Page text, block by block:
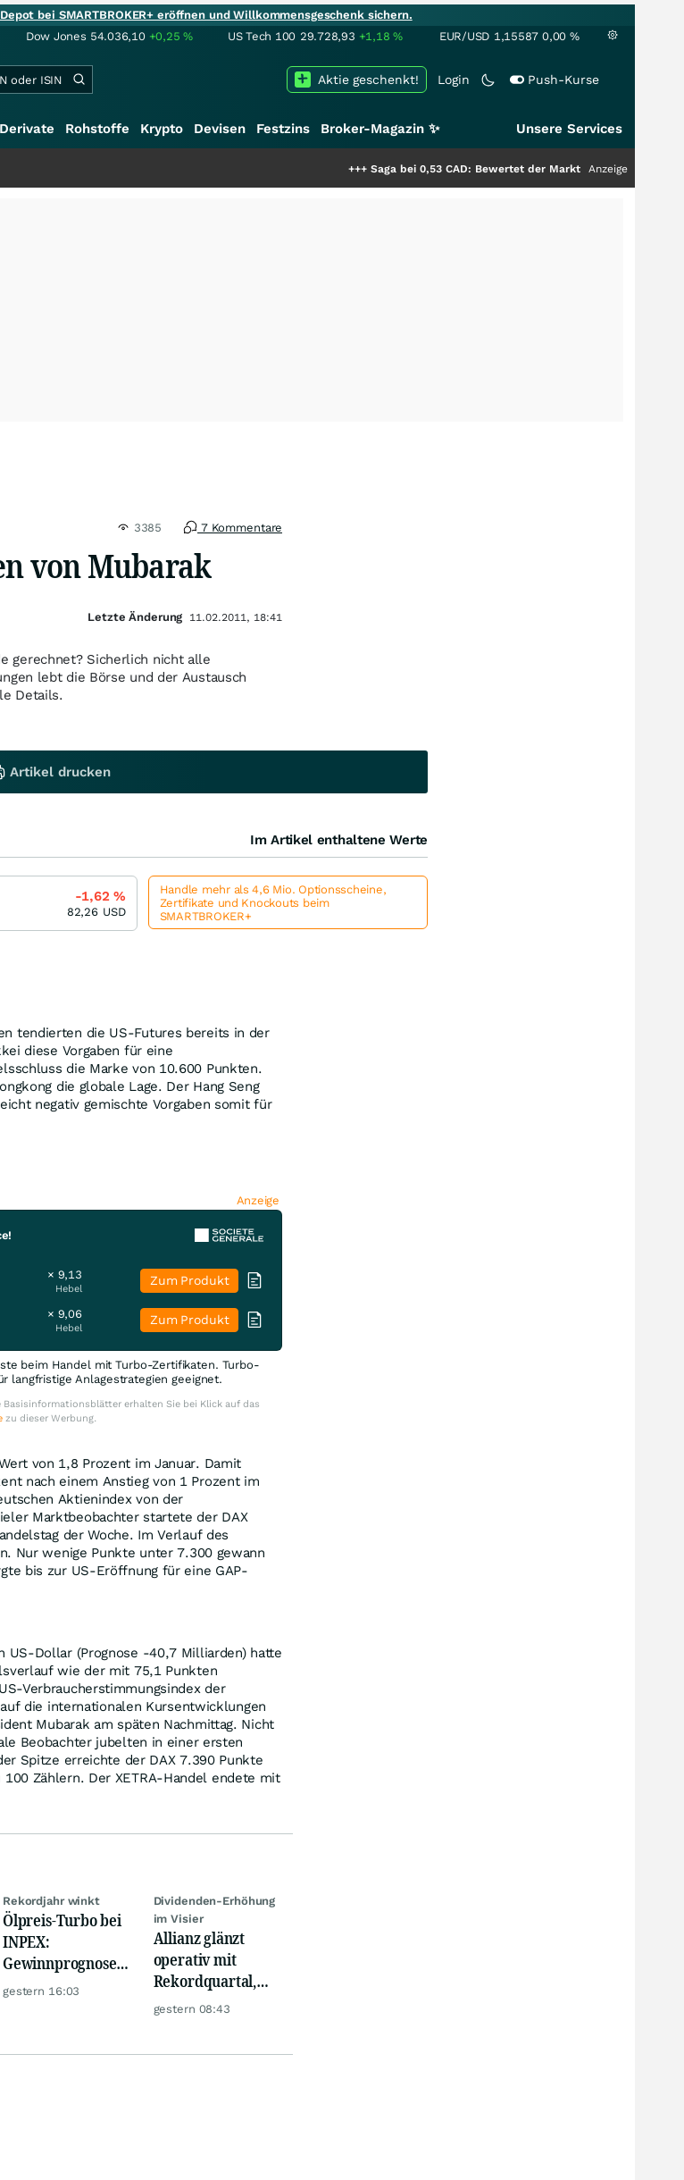
bei SMARTBROKER+ eröffnen und Willkommensgeschenk sichern.
Dow Jones 54.036,10 +0,25% US Tech 100 29.728,93 +1,18% EUR/USD 1,15587 0,00 %
Login Push-Kurse
Aktie geschenkt!
Derivate Rohstoffe Krypto Devisen Festzins Broker-Magazin ✨ Unsere Services
Saga bei 0,53 CAD: Bewertet der Markt noch immer nur die Hälfte
Anzeige
3385 7 Kommentare
von Mubarak
gerechnet? Sicherlich nicht alle
lebt die Börse und der Austausch
Details.
tendierten die US-Futures bereits in der
diese Vorgaben für eine
die Marke von 10.600 Punkten.
die globale Lage. Der Hang Seng
negativ gemischte Vorgaben somit für
Anzeige
× 9,13
Hebel
Zum Produkt
× 9,06
Hebel
Zum Produkt
beim Handel mit Turbo-Zertifikaten. Turbo-
langfristige Anlagestrategien geeignet.
erhalten Sie bei Klick auf das
zu dieser Werbung.
von 1,8 Prozent im Januar. Damit
nach einem Anstieg von 1 Prozent im
Aktienindex von der
Marktbeobachter startete der DAX
der Woche. Im Verlauf des
Nur wenige Punkte unter 7.300 gewann
bis zur US-Eröffnung für eine GAP-
US-Dollar (Prognose -40,7 Milliarden) hatte
wie der mit 75,1 Punkten
Verbraucherstimmungsindex der
die internationalen Kursentwicklungen
Mubarak am späten Nachmittag. Nicht
Beobachter jubelten in einer ersten
Spitze erreichte der DAX 7.390 Punkte
Zählern. Der XETRA-Handel endete mit
Rekordjahr winkt
Ölpreis-Turbo bei
INPEX:
Gewinnprognose
schießt auf
gestern 16:03
Dividenden-Erhöhung
im Visier
Allianz glänzt
operativ mit
Rekordquartal,
doch KI-Kosten
gestern 08:43
Letzte Änderung 11.02.2011, 18:41
Artikel drucken
Im Artikel enthaltene Werte
-1,62 %
82,26 USD
Handle mehr als 4,6 Mio. Optionsscheine,
Zertifikate und Knockouts beim
SMARTBROKER+